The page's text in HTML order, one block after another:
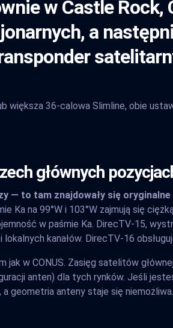
w Castle
a
36-calowa Slimline, obie
głównych
— to tam znajdowały się
Ka na 99°W i 103°W zajmują się
w paśmie Ka. DirecTV-15,
kanałów. DirecTV-16
w CONUS. Zasięg satelitów
anten) dla tych rynków. Jeśli
geometria anteny staje się niemożliwa.